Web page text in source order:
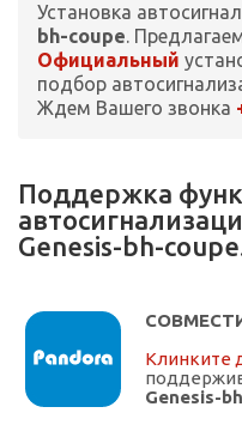
Установка
bh-coupe.
Официальный
подбор
Ждем Вашего звонка
Поддержка
Genesis-bh-
Клинките
Genesis-